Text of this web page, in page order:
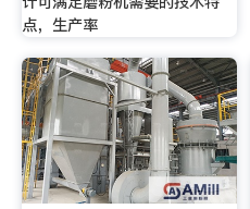
点，生产率